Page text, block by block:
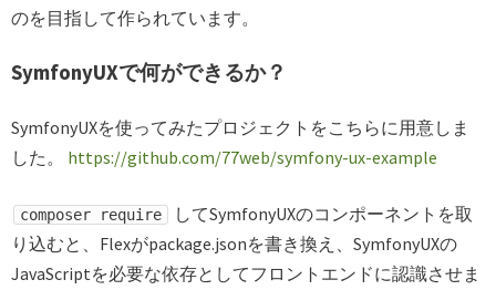
のを目指して作られています。
SymfonyUXで何ができるか？
SymfonyUXを使ってみたプロジェクトをこちらに用意しま
した。 https://github.com/77web/symfony-ux-example
composer require
してSymfonyUXのコンポーネントを取
り込むと、Flexがpackage.jsonを書き換え、SymfonyUXの
JavaScriptを必要な依存としてフロントエンドに認識させま